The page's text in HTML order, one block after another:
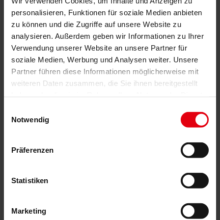
personalisieren, Funktionen für soziale Medien anbieten
zu können und die Zugriffe auf unsere Website zu
analysieren. Außerdem geben wir Informationen zu Ihrer
Verwendung unserer Website an unsere Partner für
soziale Medien, Werbung und Analysen weiter. Unsere
Partner führen diese Informationen möglicherweise mit
weiteren Daten zusammen, die Sie ihnen bereitgestellt
Notwendig
Präferenzen
Statistiken
Marketing
Ecosystem & Beteiligungen
Wir agieren in strategischen Allianzen und in Kooperation mit
Partner- und Tochterunternehmen.
Auszeichnungen und Zertifizierungen